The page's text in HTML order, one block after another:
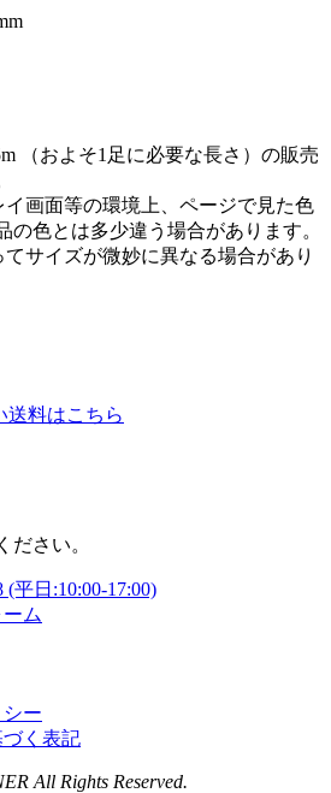
（およそ1足に必要な長さ）の販売
イ画面等の環境上、ページで見た色
の色とは多少違う場合があります。
サイズが微妙に異なる場合があり
送料はこちら
ださい。
(平日:10:00-17:00)
ム
ー
く表記
All Rights Reserved.